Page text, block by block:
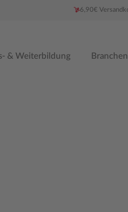
6,90€
& Weiterbildung Branchen